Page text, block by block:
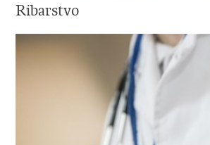
Ribarstvo